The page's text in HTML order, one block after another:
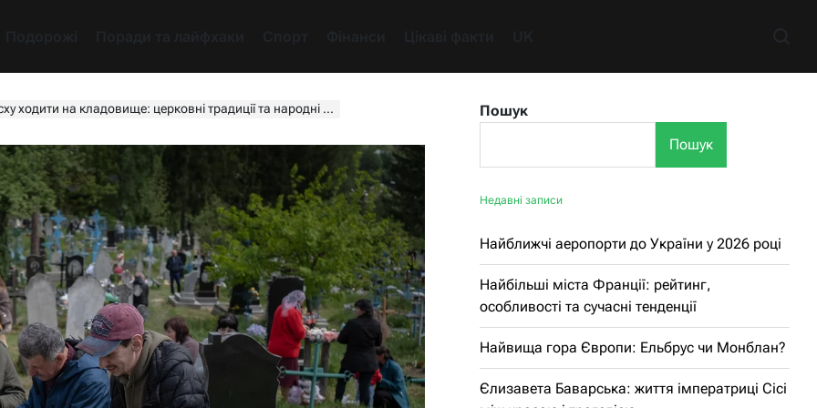
на кладовище: церковні традиції та народні звичаї
Пошук
Пошук
Недавні записи
Найближчі аеропорти до України у 2026 році
Найбільші міста Франції: рейтинг,
особливості та сучасні тенденції
Найвища гора Європи: Ельбрус чи Монблан?
Єлизавета Баварська: життя імператриці Сісі